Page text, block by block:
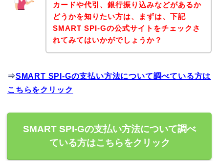
カードや代引、銀行振り込みなどがあるか
どうかを知りたい方は、まずは、下記
SMART SPI-Gの公式サイトをチェックさ
れてみてはいかがでしょうか？
⇒SMART SPI-Gの支払い方法について調べている方は
こちらをクリック
SMART SPI-Gの支払い方法について調べ
ている方はこちらをクリック